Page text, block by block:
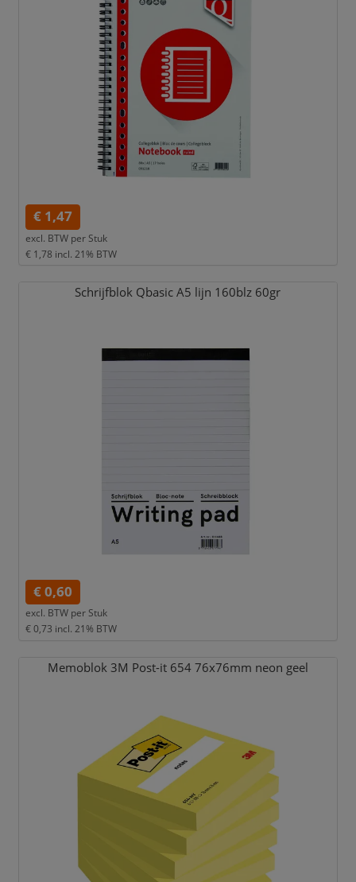
€ 1,47
excl. BTW per Stuk
€ 1,78 incl. 21% BTW
Schrijfblok Qbasic A5 lijn 160blz 60gr
€ 0,60
excl. BTW per Stuk
€ 0,73 incl. 21% BTW
Memoblok 3M Post-it 654 76x76mm neon geel